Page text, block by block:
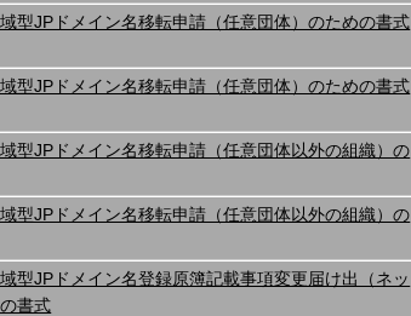
型JPドメイン名移転申請（任意団体）のための書式
型JPドメイン名移転申請（任意団体）のための書式
型JPドメイン名移転申請（任意団体以外の組織）の
型JPドメイン名移転申請（任意団体以外の組織）の
型JPドメイン名登録原簿記載事項変更届け出（ネッ
書式